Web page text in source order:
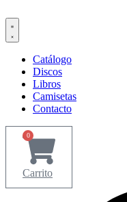
al
contenido
Catálogo
Discos
Libros
Camisetas
Contacto
0
Carrito